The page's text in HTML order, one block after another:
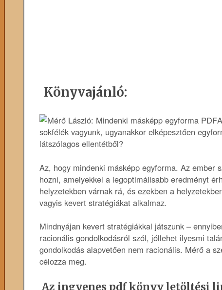
Könyvajánló:
sokfélék vagyunk, ugyanakkor elképesztően
látszólagos ellentétből?
Az, hogy mindenki másképp egyforma. Az ember
hozni, amelyekkel a legoptimálisabb eredményt
helyzetekben várnak rá, és ezekben a
vagyis kevert stratégiákat alkalmaz.
Mindnyájan kevert stratégiákkal játszunk –
racionális gondolkodásról szól, jóllehet ilyesmi
gondolkodás alapvetően nem racionális. Mérő a
célozza meg.
Az ingyenes pdf könyv letöltési